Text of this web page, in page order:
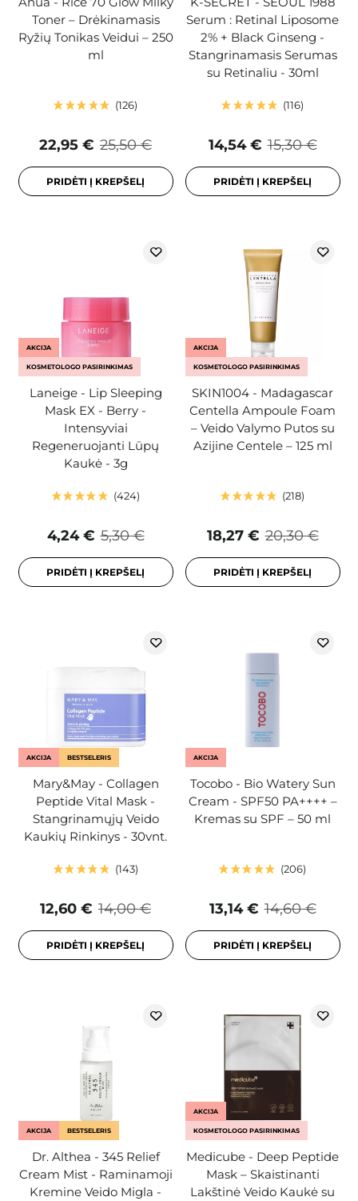
Toner – Drėkinamasis
Ryžių Tonikas Veidui – 250
ml
126
25,50 €
22,95 €
PRIDĖTI Į KREPŠELĮ
Serum : Retinal Liposome
2% + Black Ginseng -
Stangrinamasis Serumas
su Retinaliu - 30ml
116
15,30 €
14,54 €
PRIDĖTI Į KREPŠELĮ
AKCIJA
KOSMETOLOGO PASIRINKIMAS
Laneige - Lip Sleeping
Mask EX - Berry -
Intensyviai
Regeneruojanti Lūpų
Kaukė - 3g
424
5,30 €
4,24 €
PRIDĖTI Į KREPŠELĮ
AKCIJA
KOSMETOLOGO PASIRINKIMAS
SKIN1004 - Madagascar
Centella Ampoule Foam
– Veido Valymo Putos su
Azijine Centele – 125 ml
218
20,30 €
18,27 €
PRIDĖTI Į KREPŠELĮ
AKCIJA BESTSELERIS
Mary&May - Collagen
Peptide Vital Mask -
Stangrinamųjų Veido
Kaukių Rinkinys - 30vnt.
143
14,00 €
12,60 €
PRIDĖTI Į KREPŠELĮ
AKCIJA
Tocobo - Bio Watery Sun
Cream - SPF50 PA++++ –
Kremas su SPF – 50 ml
206
14,60 €
13,14 €
PRIDĖTI Į KREPŠELĮ
AKCIJA BESTSELERIS
Dr. Althea - 345 Relief
Cream Mist - Raminamoji
Kremine Veido Migla -
AKCIJA
KOSMETOLOGO PASIRINKIMAS
Medicube - Deep Peptide
Mask – Skaistinanti
Lakštinė Veido Kaukė su